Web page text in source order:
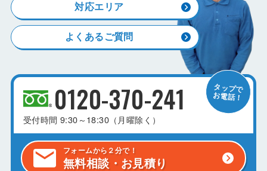
対応エリア
よくあるご質問
0120-370-241
受付時間 9:30～18:30（月曜除く）
フォームから２分で！
無料相談・お見積り